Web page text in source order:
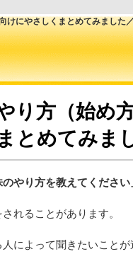
けにやさしくまとめてみました
り方（始め
とめてみま
やり方を教えてください
れることがあります。
人によって聞きたいこと